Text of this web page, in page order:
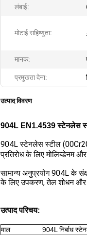
लंबाई:
मोटाई सहिष्णुता:
मानक:
प्रमुखता देना:
उत्पाद विवरण
904L EN1.4539 स्टेनलेस
904L स्टेनलेस स्टील
प्रतिरोध के लिए मोलिब्डेनम
सामान्य अनुप्रयोग 904L के
के लिए उपकरण, तेल शोधन और
उत्पाद परिचय:
माल
904L निर्बाध